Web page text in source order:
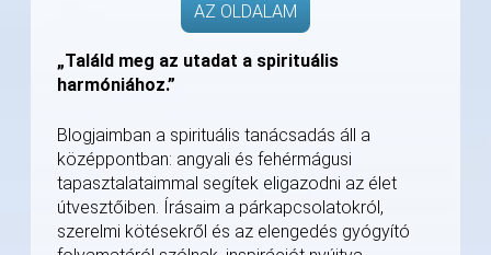
AZ OLDALAM
„Találd meg az utadat a spirituális
harmóniához.”
Blogjaimban a spirituális tanácsadás áll a
középpontban: angyali és fehérmágusi
tapasztalataimmal segítek eligazodni az élet
útvesztőiben. Írásaim a párkapcsolatokról,
szerelmi kötésekről és az elengedés gyógyító